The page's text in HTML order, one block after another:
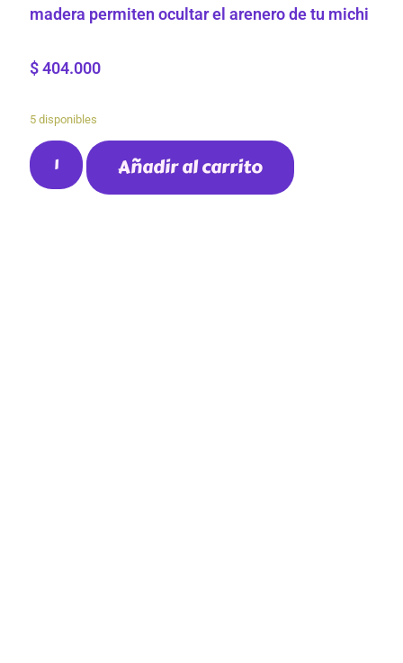
madera permiten ocultar el arenero de tu michi
$ 404.000
5 disponibles
Añadir al carrito